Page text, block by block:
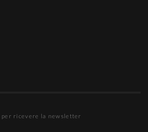
ricevere la newsletter